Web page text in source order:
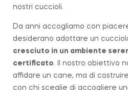
nostri cuccioli.
Da anni accogliamo con
desiderano adottare un
cresciuto in un ambiente
certificato. Il nostro obiettivo
affidare un cane, ma di
con chi sceglie di accogliere